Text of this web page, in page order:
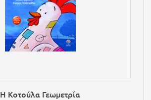
Η Κοτούλα Γεωμετρία